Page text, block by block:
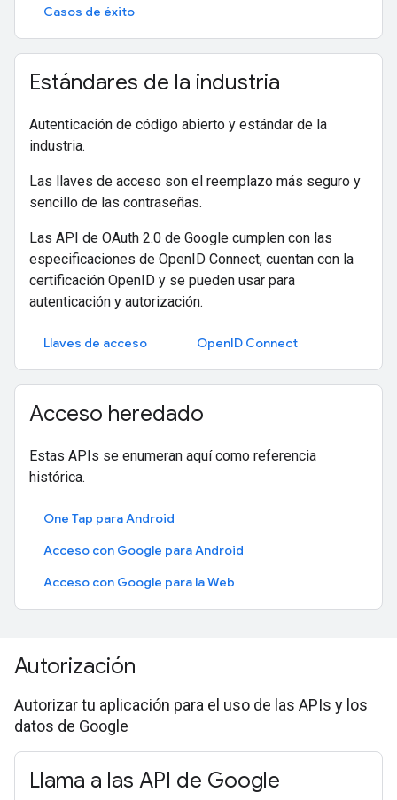
Casos de éxito
Estándares de la industria
Autenticación de código abierto y estándar de la
industria.
Las llaves de acceso son el reemplazo más seguro y
sencillo de las contraseñas.
Las API de OAuth 2.0 de Google cumplen con las
especificaciones de OpenID Connect, cuentan con la
certificación OpenID y se pueden usar para
autenticación y autorización.
Llaves de acceso OpenID Connect
Acceso heredado
Estas APIs se enumeran aquí como referencia
histórica.
One Tap para Android
Acceso con Google para Android
Acceso con Google para la Web
Autorización
Autorizar tu aplicación para el uso de las APIs y los
datos de Google
Llama a las API de Google